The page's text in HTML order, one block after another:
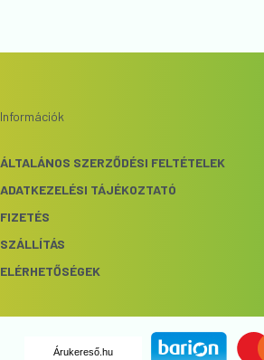
Információk
ÁLTALÁNOS SZERZŐDÉSI FELTÉTELEK
ADATKEZELÉSI TÁJÉKOZTATÓ
FIZETÉS
SZÁLLÍTÁS
ELÉRHETŐSÉGEK
Árukereső.hu